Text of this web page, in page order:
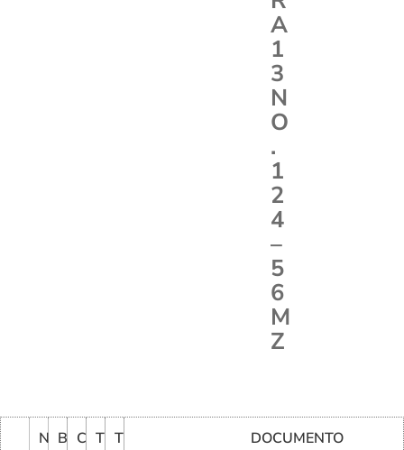
A
1
3
N
O
.
1
2
4
–
5
6
M
Z
N B C T T
DOCUMENTO